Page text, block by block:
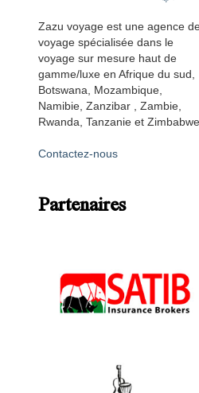
Zazu voyage est une agence
voyage spécialisée dans le
voyage sur mesure haut de
gamme/luxe en Afrique du sud,
Botswana, Mozambique,
Namibie, Zanzibar , Zambie,
Rwanda, Tanzanie et Zimbabwe.
Contactez-nous
Partenaires